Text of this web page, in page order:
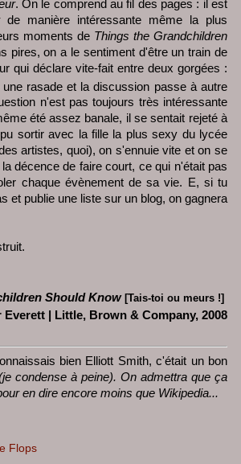
. On le comprend au fil des pages : il est
de manière intéressante même la plus
moments de Things the Grandchildren
pires, on a le sentiment d'être un train de
qui déclare vite-fait entre deux gorgées :
rasade et la discussion passe à autre
n'est pas toujours très intéressante
été assez banale, il se sentait rejeté à
sortir avec la fille la plus sexy du lycée
artistes, quoi), on s'ennuie vite et on se
décence de faire court, ce qui n'était pas
chaque évènement de sa vie. E, si tu
et publie une liste sur un blog, on gagnera
Should Know [Tais-toi ou meurs !]
Everett | Little, Brown & Company, 2008
bien Elliott Smith, c'était un bon
condense à peine). On admettra que ça
en dire encore moins que Wikipedia...
Flops